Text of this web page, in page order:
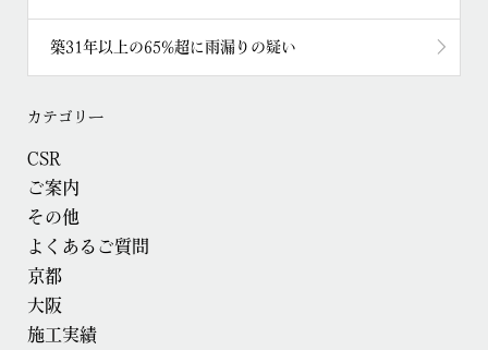
築31年以上の65%超に雨漏りの疑い
カテゴリー
CSR
ご案内
その他
よくあるご質問
京都
大阪
施工実績